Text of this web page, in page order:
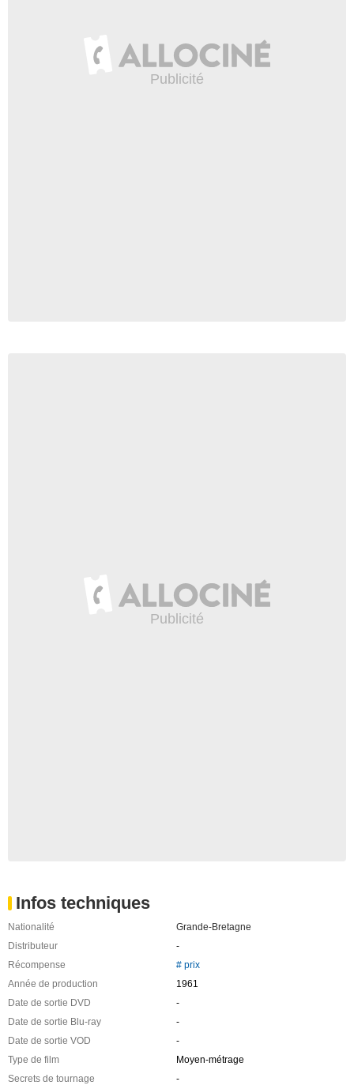
Infos techniques
Nationalité
Grande-Bretagne
Distributeur
-
Récompense
# prix
Année de production
1961
Date de sortie DVD
-
Date de sortie Blu-ray
-
Date de sortie VOD
-
Type de film
Moyen-métrage
Secrets de tournage
-